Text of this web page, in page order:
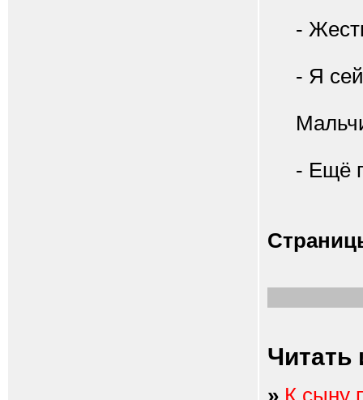
-
- Я
- Ещё
Читать
» К сыну